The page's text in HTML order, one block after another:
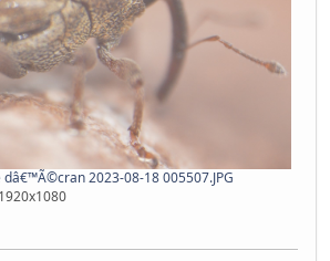
dâ€™Ã©cran 2023-08-18 005507.JPG